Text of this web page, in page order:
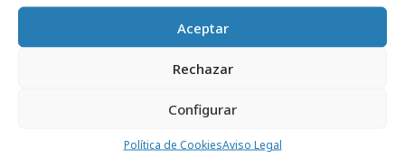
Aceptar
Rechazar
Configurar
Política de CookiesAviso Legal
Festivales y premios